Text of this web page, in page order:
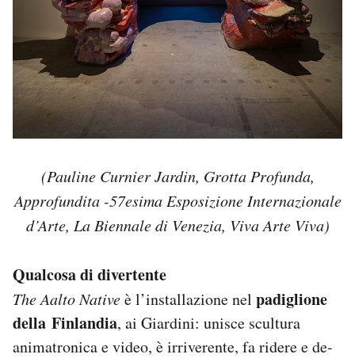
(Pauline Curnier Jardin, Grotta Profunda,
Approfundita -57esima Esposizione Internazionale
d’Arte, La Biennale di Venezia, Viva Arte Viva)
Qualcosa di divertente
The Aalto Nativeè l’installazione nel padiglione
della Finlandia, ai Giardini: unisce scultura
animatronica e video, è irriverente, fa ridere e de-